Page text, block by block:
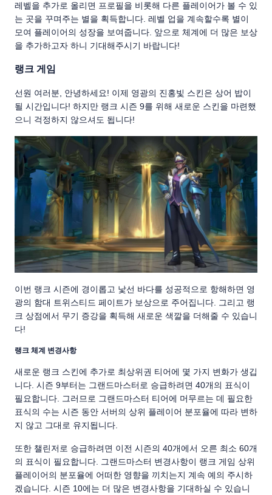
레벨을 추가로 올리면 프로필을 비롯해 다른 플레이어가 볼 수 있
는 곳을 꾸며주는 별을 획득합니다. 레벨 업을 계속할수록 별이
모여 플레이어의 성장을 보여줍니다. 앞으로 체계에 더 많은 보상
을 추가하고자 하니 기대해주시기 바랍니다!
랭크 게임
선원 여러분, 안녕하세요! 이제 영광의 진홍빛 스킨은 상어 밥이
될 시간입니다! 하지만 랭크 시즌 9를 위해 새로운 스킨을 마련했
으니 걱정하지 않으셔도 됩니다!
이번 랭크 시즌에 경이롭고 낯선 바다를 성공적으로 항해하면 영
광의 함대 트위스티드 페이트가 보상으로 주어집니다. 그리고 랭
크 상점에서 무기 증강을 획득해 새로운 색깔을 더해줄 수 있습니
다!
랭크 체계 변경사항
새로운 랭크 스킨에 추가로 최상위권 티어에 몇 가지 변화가 생깁
니다. 시즌 9부터는 그랜드마스터로 승급하려면 40개의 표식이
필요합니다. 그러므로 그랜드마스터 티어에 머무르는 데 필요한
표식의 수는 시즌 동안 서버의 상위 플레이어 분포율에 따라 변하
지 않고 그대로 유지됩니다.
또한 챌린저로 승급하려면 이전 시즌의 40개에서 오른 최소 60개
의 표식이 필요합니다. 그랜드마스터 변경사항이 랭크 게임 상위
플레이어의 분포율에 어떠한 영향을 끼치는지 계속 예의 주시하
겠습니다. 시즌 10에는 더 많은 변경사항을 기대하실 수 있습니